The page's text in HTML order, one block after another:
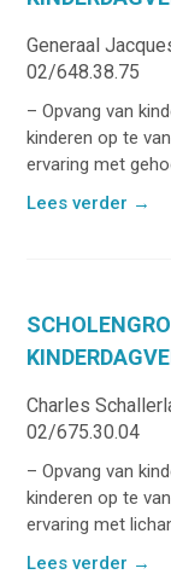
Generaal
02/648.38.75
– Opvang van
kinderen op te
ervaring met
Lees verder →
Charles
02/675.30.04
– Opvang van
kinderen op te
ervaring met
Lees verder →